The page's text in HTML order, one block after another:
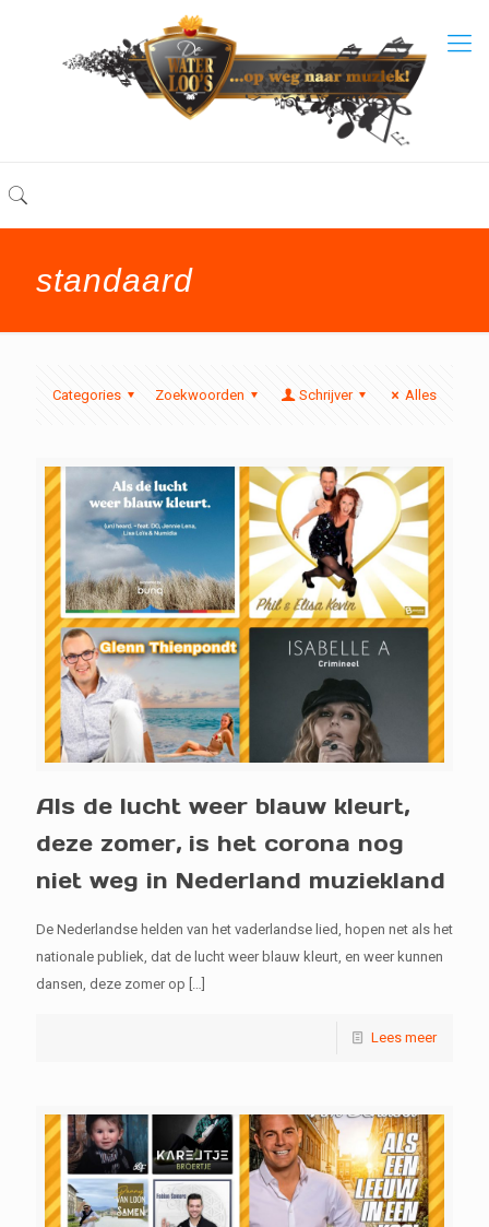
standaard
Categories Zoekwoorden Schrijver Alles
Als de lucht weer blauw kleurt,
deze zomer, is het corona nog
niet weg in Nederland muziekland
De Nederlandse helden van het vaderlandse lied, hopen net als het
nationale publiek, dat de lucht weer blauw kleurt, en weer kunnen
dansen, deze zomer op
Lees meer